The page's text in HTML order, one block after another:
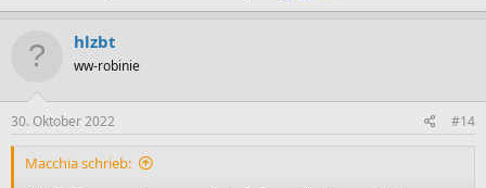
hlzbt
ww-robinie
30. Oktober 2022 #14
Macchia schrieb: